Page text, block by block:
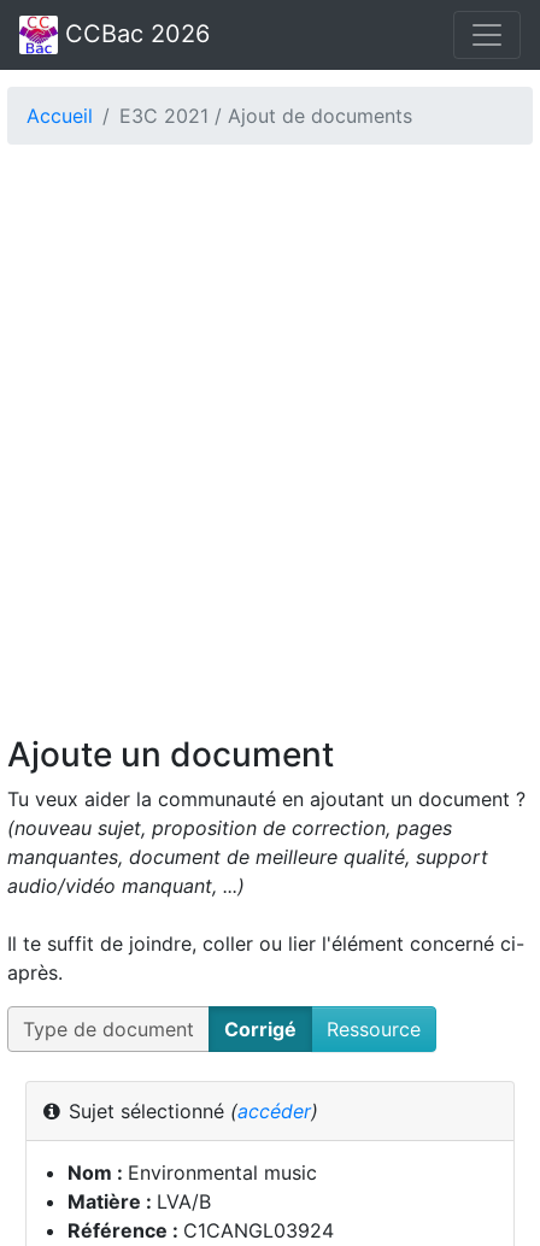
CCBac 2026
Accueil E3C 2021 / Ajout de documents
Ajoute un document
Tu veux aider la communauté en ajoutant un document ?
(nouveau sujet, proposition de correction, pages
manquantes, document de meilleure qualité, support
audio/vidéo manquant, ...)
Il te suffit de joindre, coller ou lier l'élément concerné ci-
après.
Type de document Corrigé Ressource
Sujet sélectionné (accéder)
Nom : Environmental music
Matière : LVA/B
Référence : C1CANGL03924